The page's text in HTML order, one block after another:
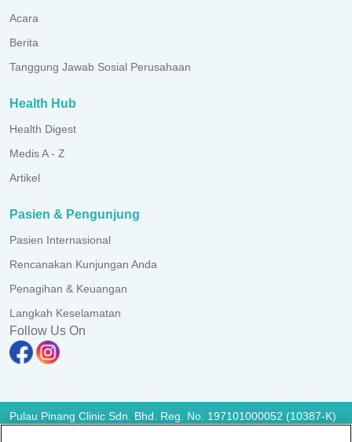
Acara
Berita
Tanggung Jawab Sosial Perusahaan
Health Hub
Health Digest
Medis A - Z
Artikel
Pasien & Pengunjung
Pasien Internasional
Rencanakan Kunjungan Anda
Penagihan & Keuangan
Langkah Keselamatan
Follow Us On
Pulau Pinang Clinic Sdn. Bhd. Reg. No. 197101000052 (10387-K)